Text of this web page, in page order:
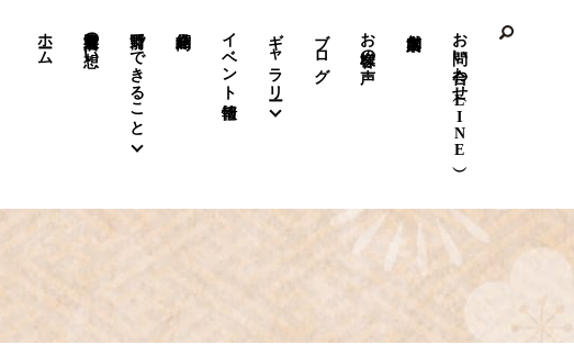
ホーム 前野呉服店の想い 前野でできること イベント情報 ギャラリー ブログ お客様の声 お問い合わせ（LINE）